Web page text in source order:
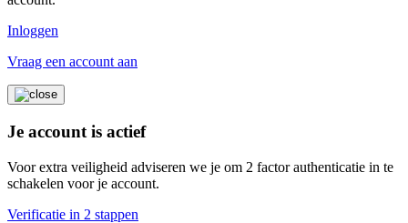
Inloggen
Vraag een account aan
Je account is actief
Voor extra veiligheid adviseren we je om 2 factor authenticatie in te
schakelen voor je account.
Verificatie in 2 stappen